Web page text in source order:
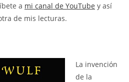
a mi canal de YouTube y así
de mis lecturas.
La invención
de la